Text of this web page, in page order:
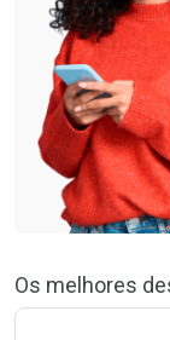
Os melhores